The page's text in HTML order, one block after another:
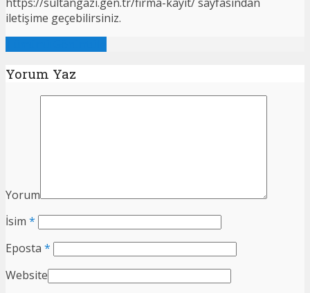
iletişime geçebilirsiniz.
Yorum Yaz
Yorum
İsim *
Eposta *
Website